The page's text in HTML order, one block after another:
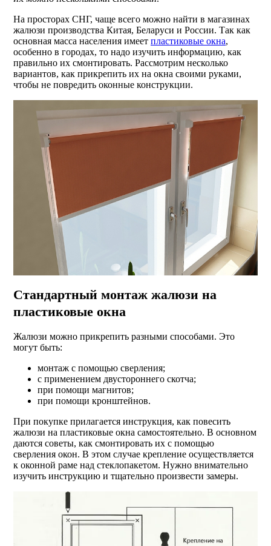
На просторах СНГ, чаще всего можно найти в магазинах
жалюзи производства Китая, Беларуси и России. Так как
основная масса населения имеет пластиковые окна,
особенно в городах, то надо изучить информацию, как
правильно их смонтировать. Рассмотрим несколько
вариантов, как прикрепить их на окна своими руками,
чтобы не повредить оконные конструкции.
Стандартный монтаж жалюзи на
пластиковые окна
Жалюзи можно прикрепить разными способами. Это
могут быть:
монтаж с помощью сверления;
с применением двустороннего скотча;
при помощи магнитов;
при помощи кронштейнов.
При покупке прилагается инструкция, как повесить
жалюзи на пластиковые окна самостоятельно. В основном
даются советы, как смонтировать их с помощью
сверления окон. В этом случае крепление осуществляется
к оконной раме над стеклопакетом. Нужно внимательно
изучить инструкцию и тщательно произвести замеры.